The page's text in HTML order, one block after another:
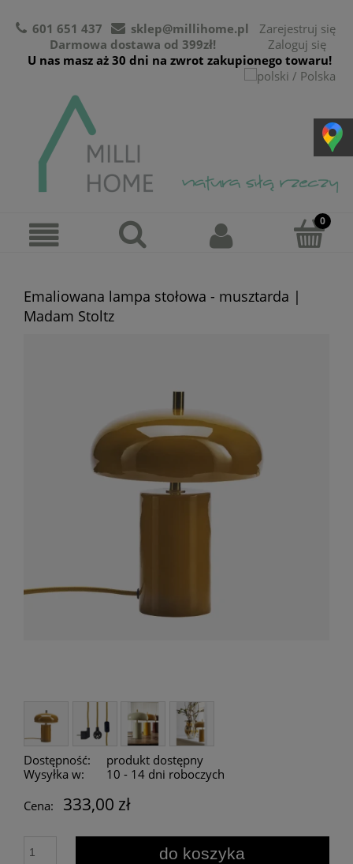
601 651 437
sklep@millihome.pl
Darmowa dostawa od 399zł!
U nas masz aż 30 dni na zwrot zakupionego towaru!
Zarejestruj się
Zaloguj się
Emaliowana lampa stołowa - musztarda |
Madam Stoltz
Dostępność:
produkt dostępny
Wysyłka w:
10 - 14 dni roboczych
Cena:
333,00 zł
do koszyka